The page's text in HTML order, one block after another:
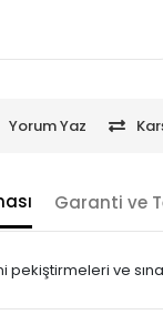
Yorum Yaz
Garanti ve
ve